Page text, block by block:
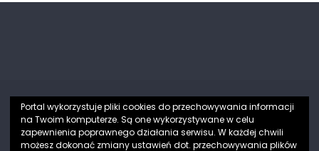
Partnerzy
Portal wykorzystuje pliki cookies do przechowywania informacji
na Twoim komputerze. Są one wykorzystywane w celu
zapewnienia poprawnego działania serwisu. W każdej chwili
możesz dokonać zmiany ustawień dot. przechowywania plików